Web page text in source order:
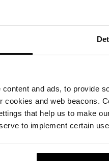
and ads, to provide
and web beacons.
that help us to make
to implement certain